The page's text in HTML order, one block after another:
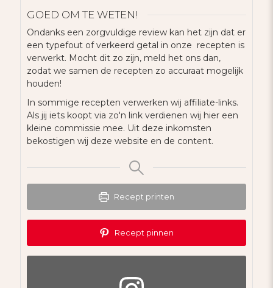
GOED OM TE WETEN!
Ondanks een zorgvuldige review kan het zijn dat er
een typefout of verkeerd getal in onze recepten is
verwerkt. Mocht dit zo zijn, meld het ons dan,
zodat we samen de recepten zo accuraat mogelijk
houden!
In sommige recepten verwerken wij affiliate-links.
Als jij iets koopt via zo'n link verdienen wij hier een
kleine commissie mee. Uit deze inkomsten
bekostigen wij deze website en de content.
Recept printen
Recept pinnen